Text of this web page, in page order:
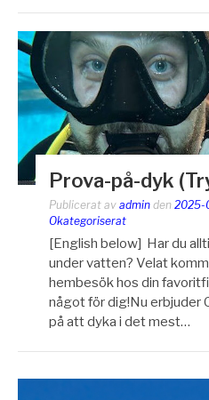
Prova-på-dyk
Publicerat av admin den 2025-
Okategoriserat
[English below] Har du
under vatten? Velat
hembesök hos din
något för dig!Nu erbjuder
på att dyka i det mest…